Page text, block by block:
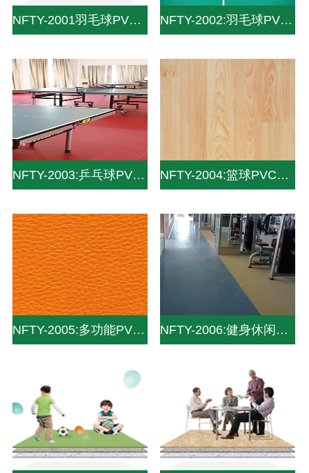
NFTY-2001羽毛球PVC运动地板-Life and leisure solutions-专业赛事级设计标准为您带来 NFTY-2002:羽毛球PVC地板
NFTY-2003:乒乓球PVC地板_PVC运动地板_pvc塑胶地板 NFTY-2004:篮球PVC地板_PVC运动地板
NFTY-2005:多功能PVC地板_PVC运动地板 NFTY-2006:健身休闲PVC地板_PVC运动地板_pvc塑胶地板